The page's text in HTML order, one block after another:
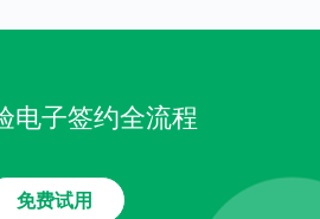
电子签约全流程
免费试用